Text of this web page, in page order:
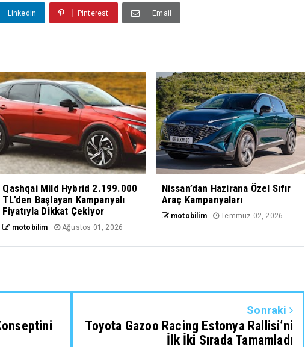
Linkedin Pinterest Email
Qashqai Mild Hybrid 2.199.000
TL’den Başlayan Kampanyalı
Fiyatıyla Dikkat Çekiyor
motobilim Ağustos 01, 2026
Nissan’dan Hazirana Özel Sıfır
Araç Kampanyaları
motobilim Temmuz 02, 2026
Sonraki
Toyota Gazoo Racing Estonya Rallisi’ni
İlk İki Sırada Tamamladı